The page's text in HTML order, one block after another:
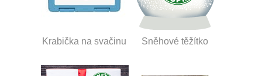
Krabička na svačinu Sněhové těžítko